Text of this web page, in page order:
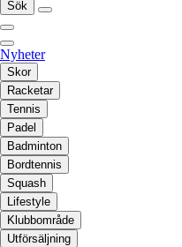
Sök
Nyheter
Skor
Racketar
Tennis
Padel
Badminton
Bordtennis
Squash
Lifestyle
Klubbområde
Utförsäljning